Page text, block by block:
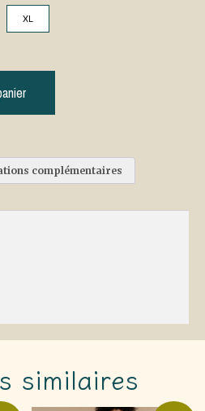
XL
complémentaires
similaires